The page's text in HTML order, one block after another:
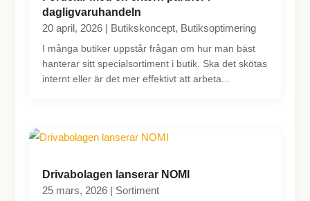
dagligvaruhandeln
20 april, 2026 | Butikskoncept, Butiksoptimering
I många butiker uppstår frågan om hur man bäst
hanterar sitt specialsortiment i butik. Ska det skötas
internt eller är det mer effektivt att arbeta...
Drivabolagen lanserar NOMI
25 mars, 2026 | Sortiment